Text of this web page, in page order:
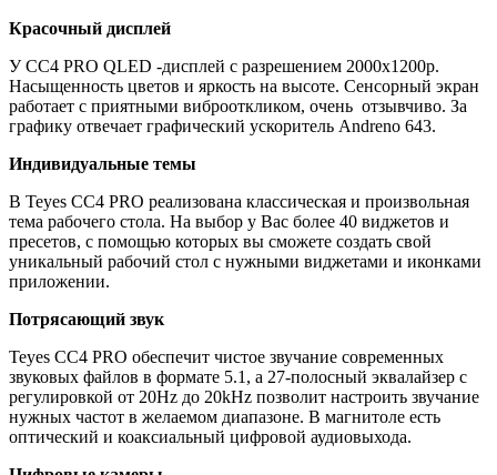
Красочный дисплей
У CC4 PRO QLED -дисплей с разрешением 2000х1200р.
Насыщенность цветов и яркость на высоте. Сенсорный экран
работает с приятными виброоткликом, очень отзывчиво. За
графику отвечает графический ускоритель Andreno 643.
Индивидуальные темы
В Teyes СС4 PRO реализована классическая и произвольная
тема рабочего стола. На выбор у Вас более 40 виджетов и
пресетов, с помощью которых вы сможете создать свой
уникальный рабочий стол с нужными виджетами и иконками
приложении.
Потрясающий звук
Teyes CC4 PRO обеспечит чистое звучание современных
звуковых файлов в формате 5.1, а 27-полосный эквалайзер с
регулировкой от 20Hz до 20kHz позволит настроить звучание
нужных частот в желаемом диапазоне. В магнитоле есть
оптический и коаксиальный цифровой аудиовыхода.